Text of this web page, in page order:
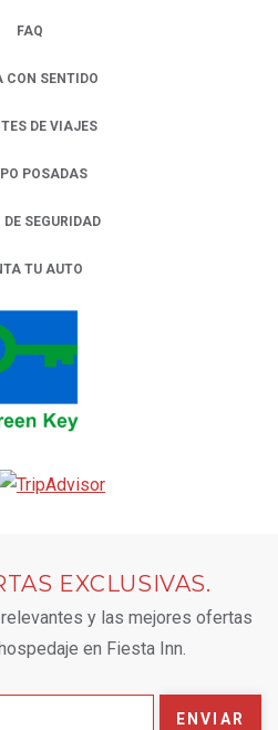
FAQ
CON SENTIDO
DE VIAJES
POSADAS
SEGURIDAD
TU AUTO
IN A NEW TAB.
EXCLUSIVAS.
y las mejores ofertas
en Fiesta Inn.
ENVIAR